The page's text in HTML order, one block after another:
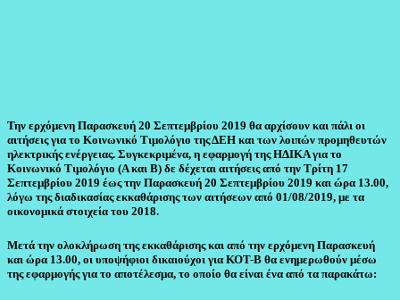
Την ερχόμενη Παρασκευή 20 Σεπτεμβρίου 2019 θα αρχίσουν και πάλι οι
αιτήσεις για το Κοινωνικό Τιμολόγιο της ΔΕΗ και των λοιπών προμηθευτών
ηλεκτρικής ενέργειας. Συγκεκριμένα, η εφαρμογή της ΗΔΙΚΑ για το
Κοινωνικό Τιμολόγιο (Α και Β) δε δέχεται αιτήσεις από την Τρίτη 17
Σεπτεμβρίου 2019 έως την Παρασκευή 20 Σεπτεμβρίου 2019 και ώρα 13.00,
λόγω της διαδικασίας εκκαθάρισης των αιτήσεων από 01/08/2019, με τα
οικονομικά στοιχεία του 2018.
Μετά την ολοκλήρωση της εκκαθάρισης και από την ερχόμενη Παρασκευή
και ώρα 13.00, οι υποψήφιοι δικαιούχοι για ΚΟΤ-Β θα ενημερωθούν μέσω
της εφαρμογής για το αποτέλεσμα, το οποίο θα είναι ένα από τα παρακάτω: